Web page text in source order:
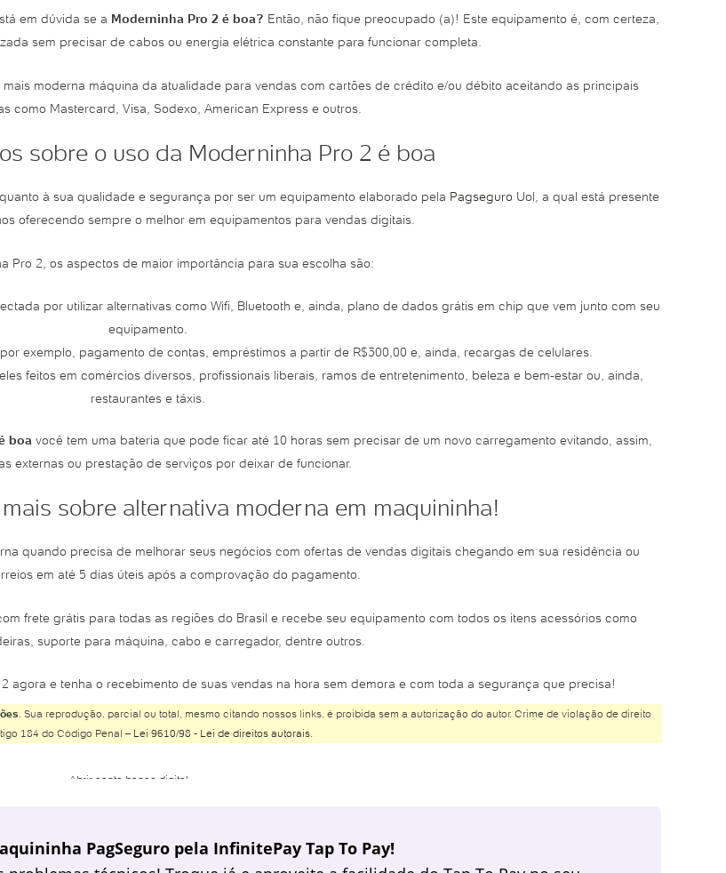
em dúvida se a Moderninha Pro 2 é boa? Então, não fique preocupado (a)! Este equipamento é, com certeza,
sem precisar de cabos ou energia elétrica constante para funcionar completa.
moderna máquina da atualidade para vendas com cartões de crédito e/ou débito aceitando as principais
como Mastercard, Visa, Sodexo, American Express e outros.
sobre o uso da Moderninha Pro 2 é boa
à sua qualidade e segurança por ser um equipamento elaborado pela Pagseguro Uol, a qual está presente
oferecendo sempre o melhor em equipamentos para vendas digitais.
Pro 2, os aspectos de maior importância para sua escolha são:
por utilizar alternativas como Wifi, Bluetooth e, ainda, plano de dados grátis em chip que vem junto com seu
equipamento.
exemplo, pagamento de contas, empréstimos a partir de R$300,00 e, ainda, recargas de celulares.
feitos em comércios diversos, profissionais liberais, ramos de entretenimento, beleza e bem-estar ou, ainda,
restaurantes e táxis.
boa você tem uma bateria que pode ficar até 10 horas sem precisar de um novo carregamento evitando, assim,
externas ou prestação de serviços por deixar de funcionar.
sobre alternativa moderna em maquininha!
quando precisa de melhorar seus negócios com ofertas de vendas digitais chegando em sua residência ou
em até 5 dias úteis após a comprovação do pagamento.
frete grátis para todas as regiões do Brasil e recebe seu equipamento com todos os itens acessórios como
suporte para máquina, cabo e carregador, dentre outros.
agora e tenha o recebimento de suas vendas na hora sem demora e com toda a segurança que precisa!
. Sua reprodução, parcial ou total, mesmo citando nossos links, é proibida sem a autorização do autor. Crime de violação de direito
184 do Código Penal – Lei 9610/98 - Lei de direitos autorais.
Abrir conta banco digital
Abrir conta Banco Safra
PagSeguro pela InfinitePay Tap To Pay!